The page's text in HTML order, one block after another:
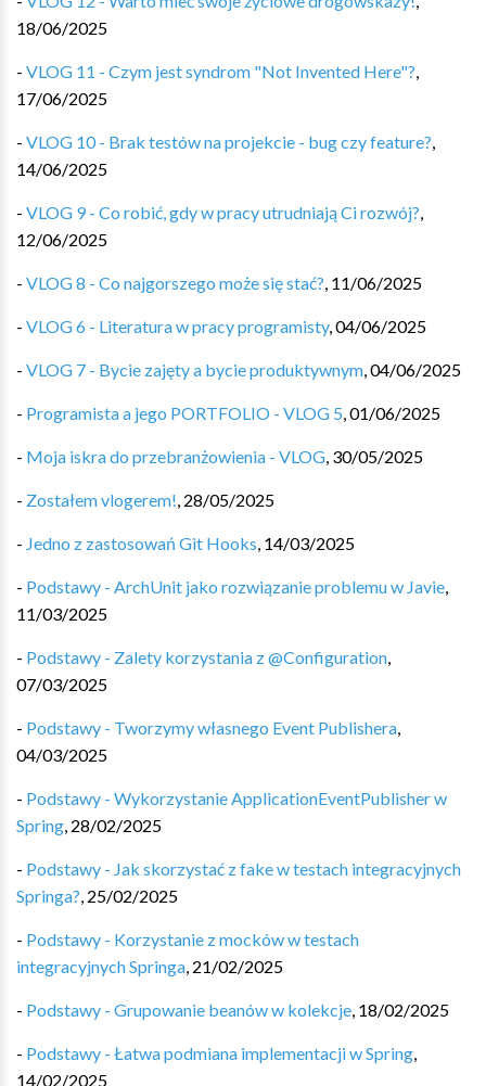
18/06/2025
- VLOG 11 - Czym jest syndrom "Not Invented Here"?,
17/06/2025
- VLOG 10 - Brak testów na projekcie - bug czy feature?,
14/06/2025
- VLOG 9 - Co robić, gdy w pracy utrudniają Ci rozwój?,
12/06/2025
- VLOG 8 - Co najgorszego może się stać?, 11/06/2025
- VLOG 6 - Literatura w pracy programisty,04/06/2025
- VLOG 7 - Bycie zajęty a bycie produktywnym,04/06/2025
- Programista a jego PORTFOLIO - VLOG 5,01/06/2025
- Moja iskra do przebranżowienia - VLOG, 30/05/2025
- Zostałem vlogerem!, 28/05/2025
- Jedno z zastosowań Git Hooks, 14/03/2025
- Podstawy - ArchUnit jako rozwiązanie problemu w Javie,
11/03/2025
- Podstawy - Zalety korzystania z @Configuration,
07/03/2025
- Podstawy - Tworzymy własnego Event Publishera,
04/03/2025
- Podstawy - Wykorzystanie ApplicationEventPublisher w
Spring, 28/02/2025
- Podstawy - Jak skorzystać z fake w testach integracyjnych
Springa?, 25/02/2025
- Podstawy - Korzystanie z mocków w testach
integracyjnych Springa, 21/02/2025
- Podstawy - Grupowanie beanów w kolekcje, 18/02/2025
- Podstawy - Łatwa podmiana implementacji w Spring,
14/02/2025